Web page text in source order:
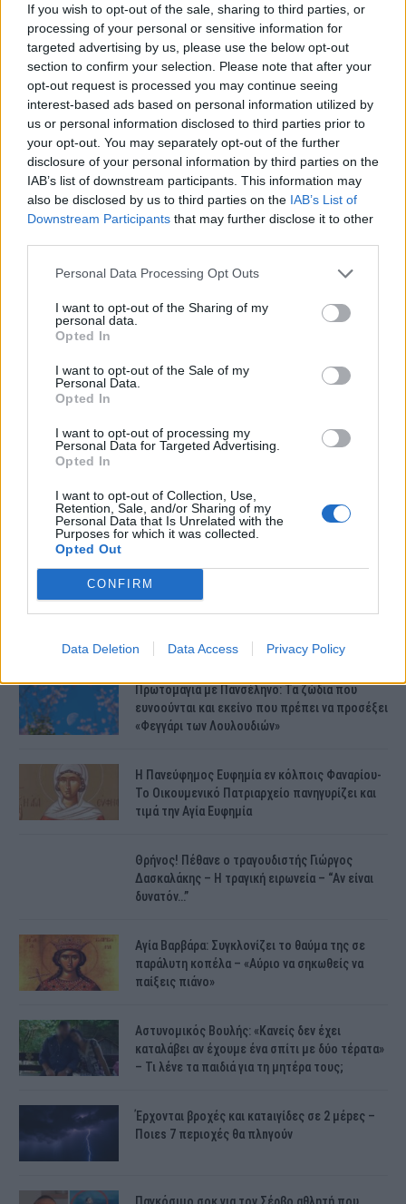
If you wish to opt-out of the sale, sharing to third parties, or
processing of your personal or sensitive information for
targeted advertising by us, please use the below opt-out
section to confirm your selection. Please note that after your
opt-out request is processed you may continue seeing
interest-based ads based on personal information utilized by
us or personal information disclosed to third parties prior to
your opt-out. You may separately opt-out of the further
disclosure of your personal information by third parties on the
IAB’s list of downstream participants. This information may
also be disclosed by us to third parties on the IAB’s List of
Downstream Participants that may further disclose it to other
Personal Data Processing Opt Outs
I want to opt-out of the Sharing of my
personal data.
Opted In
I want to opt-out of the Sale of my
Personal Data.
Opted In
I want to opt-out of processing my
Personal Data for Targeted Advertising.
Opted In
I want to opt-out of Collection, Use,
Retention, Sale, and/or Sharing of my
Personal Data that Is Unrelated with the
Purposes for which it was collected.
Opted Out
CONFIRM
Data Deletion Data Access Privacy Policy
O σεισμός έγινε 5 χιλιόμετρα
νοτιοανατολικά των Ζαράκων της
Εύβοιας, σύμφωνα με το Γεωδυναμικό
Ινστιτούτο.
Το εστιακό βάθος υπολογίζεται στα 10
χιλιόμετρα.
γίνουν οι πληρωμές;
Νέες αποκαλύψεις για τον θάνατο του
13χρονου στην Ηλεία – Ο πατέρας του είχε
βάλει στο πατίνι…
Κεφαλονιά – Έκτακτο: Εσπευσμένα στο
νοσοκομείο η μητέρα της Μυρτούς –
Μυρτούς
Πρωτομαγιά με Πανσέληνο: Τα ζώδια που
ευνοούνται και εκείνο που πρέπει να προσέξει
«Φεγγάρι των Λουλουδιών»
H Πανεύφημος Ευφημία εν κόλποις Φαναρίου-
Το Οικουμενικό Πατριαρχείο πανηγυρίζει και
τιμά την Αγία Ευφημία
Θρήνος! Πέθανε ο τραγουδιστής Γιώργος
Δασκαλάκης – Η τραγική ειρωνεία – “Αν είναι
δυνατόν…”
Αγία Βαρβάρα: Συγκλονίζει το θαύμα της σε
παράλυτη κοπέλα – «Αύριο να σηκωθείς να
παίξεις πιάνο»
Αστυνομικός Bουλής: «Κανείς δεν έχει
καταλάβει αν έχουμε ένα σπίτι με δύο τέρατα»
– Τι λένε τα παιδιά για τη μητέρα τους;
Έρχονται βροχές και κατaιγίδες σε 2 μέpες –
Ποιεs 7 πεpιοχές θα πλnγούν
Παγκόσμιο σοκ για τον Σέρβο αθλητή που